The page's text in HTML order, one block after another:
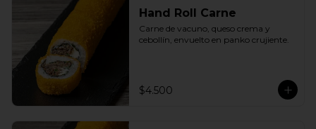
Hand Roll Carne
Carne de vacuno, queso crema y
cebollín, envuelto en panko crujiente.
$4.500